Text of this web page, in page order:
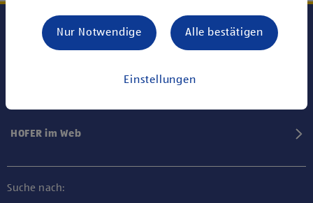
HOFER im Web
Suche nach:
Einstellungen
Nur Notwendige Alle bestätigen